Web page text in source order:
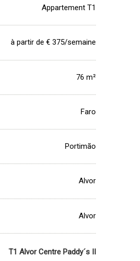
Appartement T1
à partir de € 375/semaine
76 m²
Faro
Portimão
Alvor
Alvor
T1 Alvor Centre Paddy´s II